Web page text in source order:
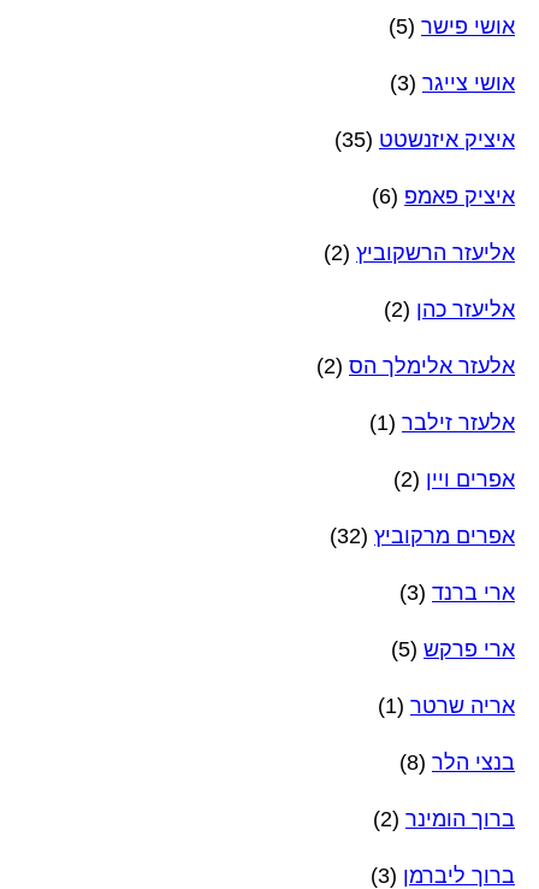
אושי פישר (5)
אושי צייגר (3)
איציק איזנשטט (35)
איציק פאמפ (6)
אליעזר הרשקוביץ (2)
אליעזר כהן (2)
אלעזר אלימלך הס (2)
אלעזר זילבר (1)
אפרים ויין (2)
אפרים מרקוביץ (32)
ארי ברנד (3)
ארי פרקש (5)
אריה שרטר (1)
בנצי הלר (8)
ברוך הומינר (2)
ברוך ליברמן (3)